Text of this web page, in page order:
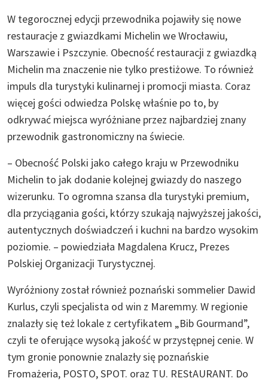
W tegorocznej edycji przewodnika pojawiły się nowe
restauracje z gwiazdkami Michelin we Wrocławiu,
Warszawie i Pszczynie. Obecność restauracji z gwiazdką
Michelin ma znaczenie nie tylko prestiżowe. To również
impuls dla turystyki kulinarnej i promocji miasta. Coraz
więcej gości odwiedza Polskę właśnie po to, by
odkrywać miejsca wyróżniane przez najbardziej znany
przewodnik gastronomiczny na świecie.
– Obecność Polski jako całego kraju w Przewodniku
Michelin to jak dodanie kolejnej gwiazdy do naszego
wizerunku. To ogromna szansa dla turystyki premium,
dla przyciągania gości, którzy szukają najwyższej jakości,
autentycznych doświadczeń i kuchni na bardzo wysokim
poziomie. – powiedziała Magdalena Krucz, Prezes
Polskiej Organizacji Turystycznej.
Wyróżniony został również poznański sommelier Dawid
Kurlus, czyli specjalista od win z Maremmy. W regionie
znalazły się też lokale z certyfikatem „Bib Gourmand”,
czyli te oferujące wysoką jakość w przystępnej cenie. W
tym gronie ponownie znalazły się poznańskie
Fromażeria, POSTO, SPOT. oraz TU. REStAURANT. Do